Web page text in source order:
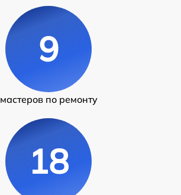
9
мастеров по ремонту
18